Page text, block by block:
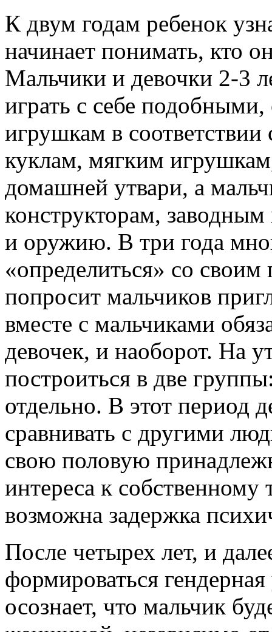
К двум годам ребенок
начинает понимать, кто
Мальчики и девочки 2-3
играть с себе
игрушкам в
куклам, мягким
домашней утвари, а
конструкторам,
и оружию. В три года
«определиться» со
попросит мальчиков
вместе с мальчиками
девочек, и наоборот. На
построиться в две
отдельно. В этот период
сравнивать с другими
свою половую
интереса к собственному
возможна задержка
После четырех лет, и
формироваться
осознает, что мальчик